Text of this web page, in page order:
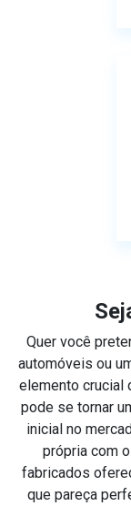
Quer você
automóveis ou
elemento crucial
pode se tornar
inicial no
própria com
fabricados
que pareça